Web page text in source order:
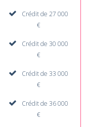
Crédit de 27 000
€
Crédit de 30 000
€
Crédit de 33 000
€
Crédit de 36 000
€